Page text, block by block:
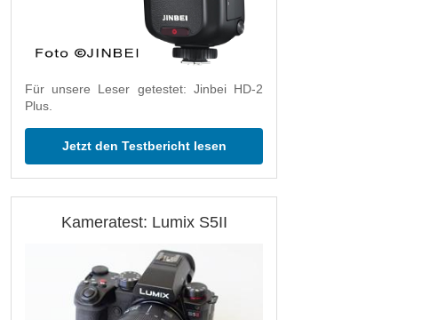
Für unsere Leser getestet: Jinbei HD-2
Plus.
Jetzt den Testbericht lesen
Kameratest: Lumix S5II